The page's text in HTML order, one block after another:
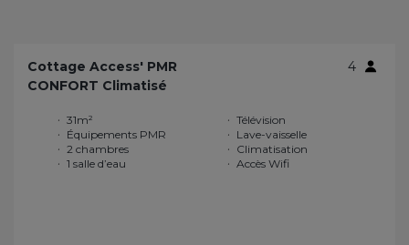
Cottage Access' PMR
4
CONFORT Climatisé
31m²
Équipements PMR
2 chambres
1 salle d’eau
Télévision
Lave-vaisselle
Climatisation
Accès Wifi